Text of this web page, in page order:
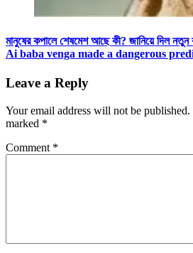
মানুষের কপালে শেষমেশ আছে কী? জানিয়ে দিল
Ai baba venga made a dangerous
Leave a Reply
Your email address will not be published.
marked *
Comment *